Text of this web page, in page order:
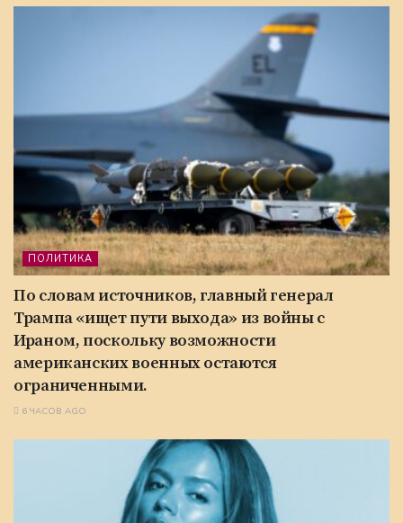
ПОЛИТИКА
По словам источников, главный генерал
Трампа «ищет пути выхода» из войны с
Ираном, поскольку возможности
американских военных остаются
ограниченными.
6 ЧАСОВ AGO